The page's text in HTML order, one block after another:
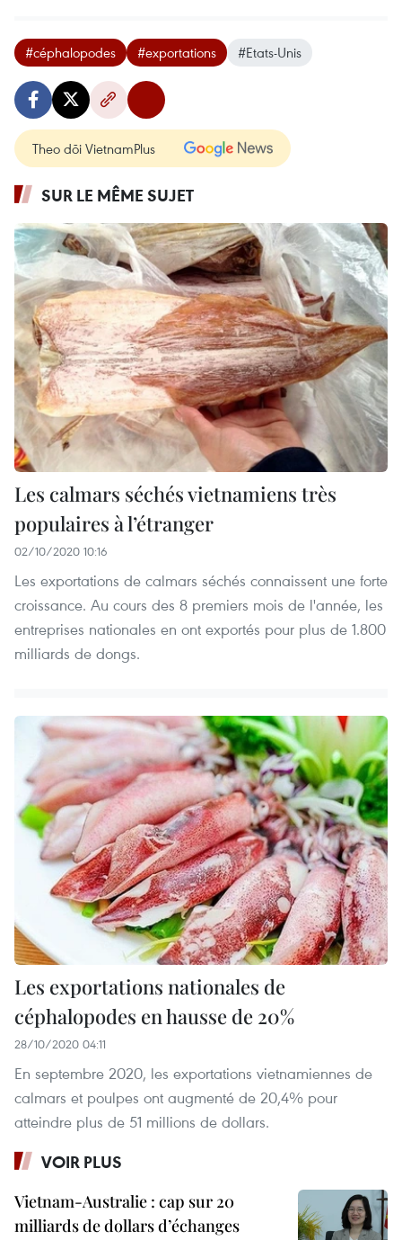
#céphalopodes #exportations #Etats-Unis
Theo dõi VietnamPlus
SUR LE MÊME SUJET
Les calmars séchés vietnamiens très
populaires à l’étranger
02/10/2020 10:16
Les exportations de calmars séchés connaissent une forte
croissance. Au cours des 8 premiers mois de l'année, les
entreprises nationales en ont exportés pour plus de 1.800
milliards de dongs.
Les exportations nationales de
céphalopodes en hausse de 20%
28/10/2020 04:11
En septembre 2020, les exportations vietnamiennes de
calmars et poulpes ont augmenté de 20,4% pour
atteindre plus de 51 millions de dollars.
VOIR PLUS
Vietnam-Australie : cap sur 20
milliards de dollars d’échanges